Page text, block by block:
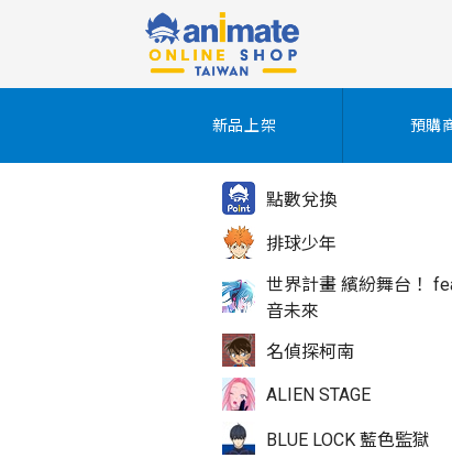
點數兌換
排球少年
世界計畫 繽紛舞台！
音未來
名偵探柯南
ALIEN STAGE
BLUE LOCK 藍色監獄
新品上架 預購